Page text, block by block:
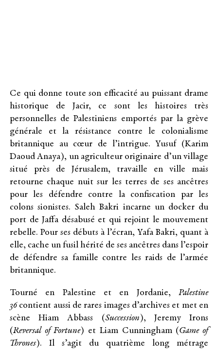
Ce qui donne toute son efficacité au puissant drame
historique de Jacir, ce sont les histoires très
personnelles de Palestiniens emportés par la grève
générale et la résistance contre le colonialisme
britannique au cœur de l’intrigue. Yusuf (Karim
Daoud Anaya), un agriculteur originaire d’un village
situé près de Jérusalem, travaille en ville mais
retourne chaque nuit sur les terres de ses ancêtres
pour les défendre contre la confiscation par les
colons sionistes. Saleh Bakri incarne un docker du
port de Jaffa désabusé et qui rejoint le mouvement
rebelle. Pour ses débuts à l’écran, Yafa Bakri, quant à
elle, cache un fusil hérité de ses ancêtres dans l’espoir
de défendre sa famille contre les raids de l’armée
britannique.
Tourné en Palestine et en Jordanie, Palestine
36contient aussi de rares images d’archives et met en
scène Hiam Abbass (Succession ), Jeremy Irons
(Reversal of Fortune) et Liam Cunningham (Game of
Thrones). Il s’agit du quatrième long métrage